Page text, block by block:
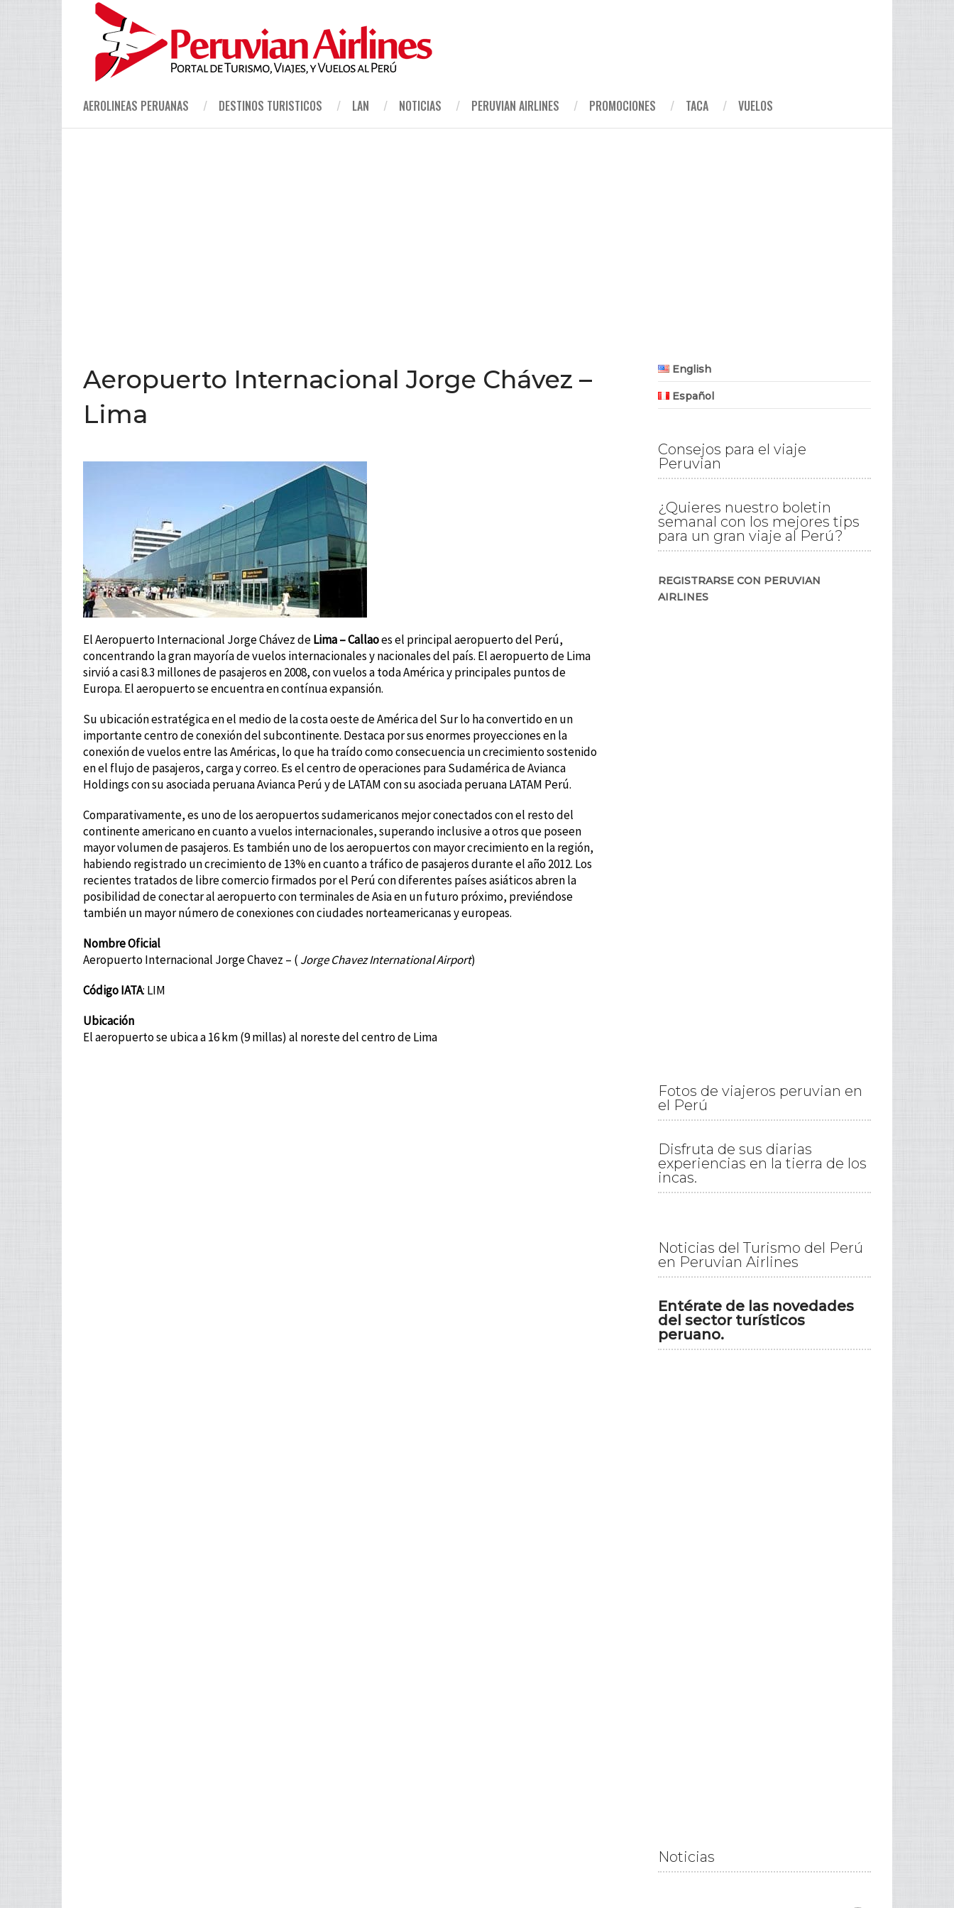
AEROLINEAS PERUANAS DESTINOS TURISTICOS LAN NOTICIAS PERUVIAN AIRLINES PROMOCIONES TACA VUELOS
Aeropuerto Internacional Jorge Chávez –
Lima
El Aeropuerto Internacional Jorge Chávez deLima – Callaoes el principal aeropuerto del Perú,
concentrando la gran mayoría de vuelos internacionales y nacionales del país. El aeropuerto de Lima
sirvió a casi 8.3 millones de pasajeros en 2008, con vuelos a toda América y principales puntos de
Europa. El aeropuerto se encuentra en contínua expansión.
Su ubicación estratégica en el medio de la costa oeste de América del Sur lo ha convertido en un
importante centro de conexión del subcontinente. Destaca por sus enormes proyecciones en la
conexión de vuelos entre las Américas, lo que ha traído como consecuencia un crecimiento sostenido
en el flujo de pasajeros, carga y correo. Es el centro de operaciones para Sudamérica de Avianca
Holdings con su asociada peruana Avianca Perú y de LATAM con su asociada peruana LATAM Perú.​
Comparativamente, es uno de los aeropuertos sudamericanos mejor conectados con el resto del
continente americano en cuanto a vuelos internacionales, superando inclusive a otros que poseen
mayor volumen de pasajeros. Es también uno de los aeropuertos con mayor crecimiento en la región,
habiendo registrado un crecimiento de 13% en cuanto a tráfico de pasajeros durante el año 2012. Los
recientes tratados de libre comercio firmados por el Perú con diferentes países asiáticos abren la
posibilidad de conectar al aeropuerto con terminales de Asia en un futuro próximo, previéndose
también un mayor número de conexiones con ciudades norteamericanas y europeas.
Nombre Oficial
Aeropuerto Internacional Jorge Chavez – ( Jorge Chavez International Airport)
Código IATA: LIM
Ubicación
El aeropuerto se ubica a 16 km (9 millas) al noreste del centro de Lima
English
Español
Consejos para el viaje
Peruvian
¿Quieres nuestro boletin
semanal con los mejores tips
para un gran viaje al Perú?
REGISTRARSE CON PERUVIAN
AIRLINES
Fotos de viajeros peruvian en
el Perú
Disfruta de sus diarias
experiencias en la tierra de los
incas.
Noticias del Turismo del Perú
en Peruvian Airlines
Entérate de las novedades
del sector turísticos
peruano.
Noticias